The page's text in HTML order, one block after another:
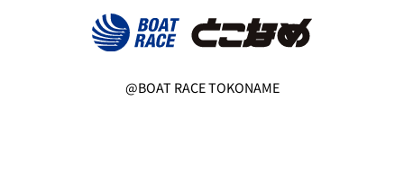
@BOAT RACE TOKONAME